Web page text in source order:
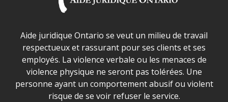
Déclaration sur la sécurité dans les locaux d'AJO.
Aide juridique Ontario se veut un milieu de travail
respectueux et rassurant pour ses clients et ses
employés. La violence verbale ou les menaces de
violence physique ne seront pas tolérées. Une
personne ayant un comportement abusif ou violent
risque de se voir refuser le service.